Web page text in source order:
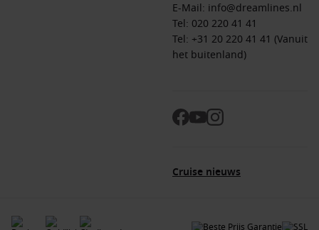
E-Mail: info@dreamlines.nl
Tel: 020 220 41 41
Tel: +31 20 220 41 41 (Vanuit
het buitenland)
Cruise nieuws